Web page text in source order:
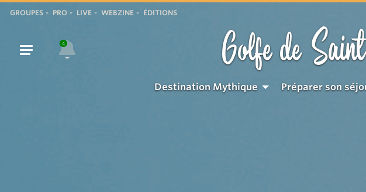
GROUPES PRO LIVE WEBZINE ÉDITIONS
4 Golfe de
Destination Mythique Préparer son
Saint-